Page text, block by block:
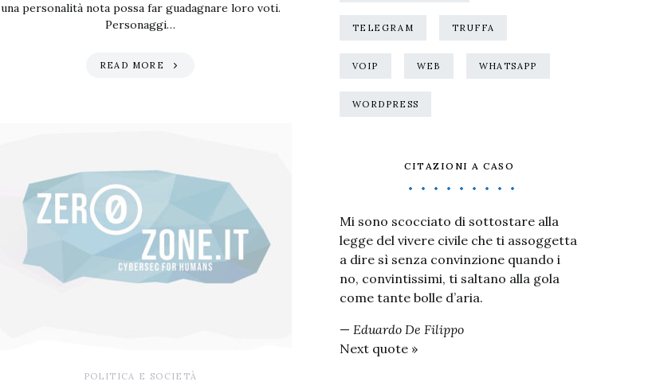
una personalità nota possa far guadagnare loro voti.
Personaggi…
READ MORE
POLITICA E SOCIETÀ
TELEGRAM TRUFFA
VOIP WEB WHATSAPP
WORDPRESS
CITAZIONI A CASO
Mi sono scocciato di sottostare alla
legge del vivere civile che ti assoggetta
a dire sì senza convinzione quando i
no, convintissimi, ti saltano alla gola
come tante bolle d’aria.
— Eduardo De Filippo
Next quote »